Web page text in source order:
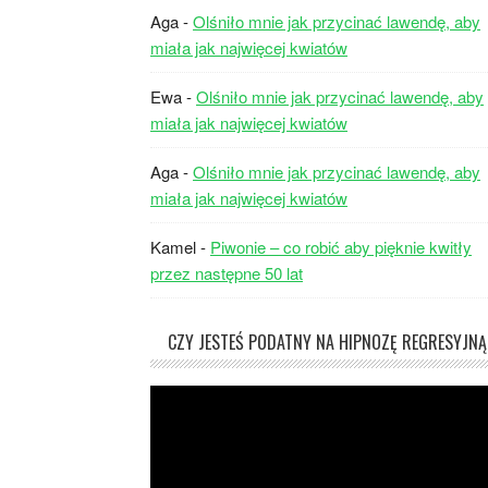
Aga-Olśniło mnie jak przycinać lawendę, aby
miała jak najwięcej kwiatów
Ewa-Olśniło mnie jak przycinać lawendę, aby
miała jak najwięcej kwiatów
Aga-Olśniło mnie jak przycinać lawendę, aby
miała jak najwięcej kwiatów
Kamel- Piwonie – co robić aby pięknie kwitły
przez następne 50 lat
CZY JESTEŚ PODATNY NA HIPNOZĘ